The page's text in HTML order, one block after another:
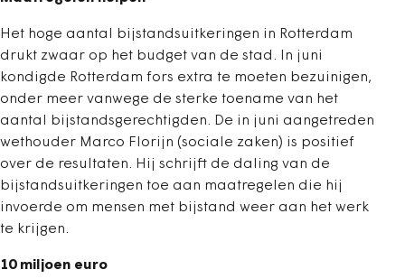
Het hoge aantal bijstandsuitkeringen in Rotterdam
drukt zwaar op het budget van de stad. In juni
kondigde Rotterdam fors extra te moeten bezuinigen,
onder meer vanwege de sterke toename van het
aantal bijstandsgerechtigden. De in juni aangetreden
wethouder Marco Florijn (sociale zaken) is positief
over de resultaten. Hij schrijft de daling van de
bijstandsuitkeringen toe aan maatregelen die hij
invoerde om mensen met bijstand weer aan het werk
te krijgen.
10 miljoen euro